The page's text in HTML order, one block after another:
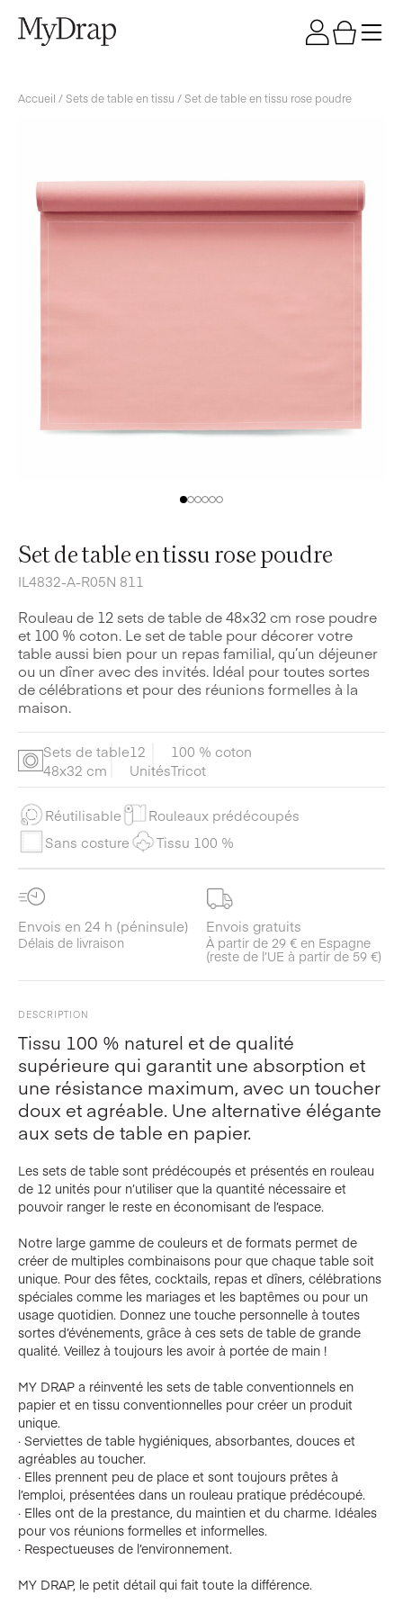
Accueil /Sets de table en tissu / Set de table en tissu rose poudre
Set de table en tissu rose poudre
IL4832-A-R05N 811
Rouleau de 12 sets de table de 48×32 cm rose poudre
et 100 % coton. Le set de table pour décorer votre
table aussi bien pour un repas familial, qu’un déjeuner
ou un dîner avec des invités. Idéal pour toutes sortes
de célébrations et pour des réunions formelles à la
maison.
Sets de table
48x32 cm
12
Unités
100 % coton
Tricot
Réutilisable
Rouleaux prédécoupés
Sans costure
Tissu 100 %
Envois en 24 h (péninsule)
Délais de livraison
Envois gratuits
À partir de 29 € en Espagne
(reste de l’UE à partir de 59 €)
DESCRIPTION
Tissu 100 % naturel et de qualité
supérieure qui garantit une absorption et
une résistance maximum, avec un toucher
doux et agréable. Une alternative élégante
aux sets de table en papier.
Les sets de table sont prédécoupés et présentés en rouleau
de 12 unités pour n’utiliser que la quantité nécessaire et
pouvoir ranger le reste en économisant de l’espace.
Notre large gamme de couleurs et de formats permet de
créer de multiples combinaisons pour que chaque table soit
unique. Pour des fêtes, cocktails, repas et dîners, célébrations
spéciales comme les mariages et les baptêmes ou pour un
usage quotidien. Donnez une touche personnelle à toutes
sortes d’événements, grâce à ces sets de table de grande
qualité. Veillez à toujours les avoir à portée de main !
MY DRAP a réinventé les sets de table conventionnels en
papier et en tissu conventionnelles pour créer un produit
unique.
· Serviettes de table hygiéniques, absorbantes, douces et
agréables au toucher.
· Elles prennent peu de place et sont toujours prêtes à
l’emploi, présentées dans un rouleau pratique prédécoupé.
· Elles ont de la prestance, du maintien et du charme. Idéales
pour vos réunions formelles et informelles.
· Respectueuses de l’environnement.
MY DRAP, le petit détail qui fait toute la différence.